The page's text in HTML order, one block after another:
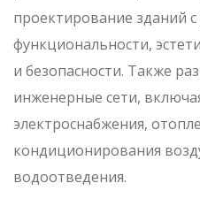
проектирование зданий
функциональности,
и безопасности. Также
инженерные сети,
электроснабжения,
кондиционирования
водоотведения.